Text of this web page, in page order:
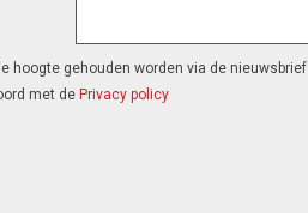
hoogte gehouden worden via de nieuwsbrief
met de Privacy policy